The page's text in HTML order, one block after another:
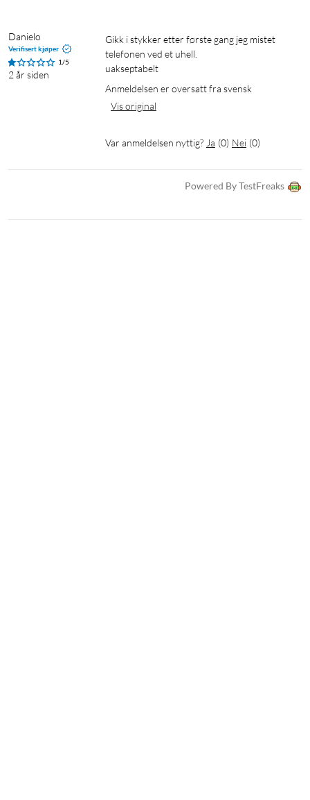
Danielo
Verifisert kjøper
1/5
2 år siden
gikk i stykker etter første gang jeg mistet
telefonen ved et uhell.
uakseptabelt
Anmeldelsen er oversatt fra svensk
Vis original
Var anmeldelsen nyttig? Ja (0) Nei (0)
Powered By TestFreaks